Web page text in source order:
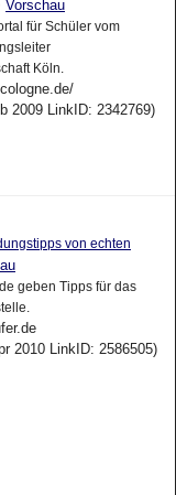
Vorschau
für Schüler vom
Köln.
2009 LinkID: 2342769)
von echten
geben Tipps für das
2010 LinkID: 2586505)